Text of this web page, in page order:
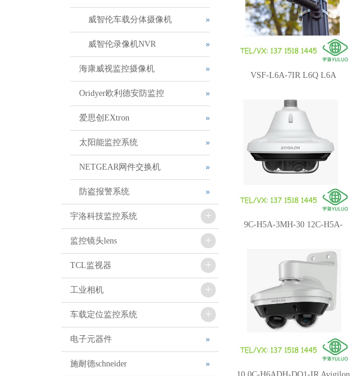
VSF-L6A-7IR L6Q L6A
Avigilon威智伦快速部署车牌识
别摄像系统
9C-H5A-3MH-30 12C-H5A-
威智伦车载分体摄像机
威智伦录像机NVR
海康威视监控摄像机
Oridyer欧利德安防监控
爱思创EXtron
太阳能监控系统
NETGEAR网件交换机
防盗报警系统
宇洛科技监控系统 +
监控镜头lens +
TCL监视器 +
工业相机 +
车载定位监控系统 +
电子元器件
施耐德schneider